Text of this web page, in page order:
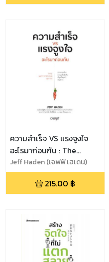
ความสำเร็จ VS แรงจูงใจ
อะไรมาก่อนกัน : The
Motivation Myth
Jeff Haden (เจฟฟ์ เฮเดน)
215.00 ฿